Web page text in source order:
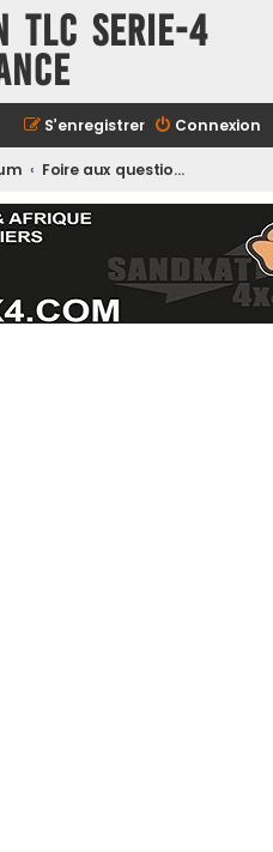
TLC SERIE-4
Connexion
S’enregistrer
Foire aux questions (Questions posées fréquemment)